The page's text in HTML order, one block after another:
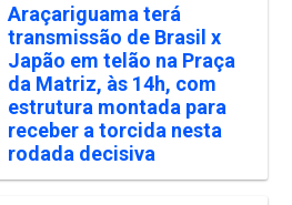
Araçariguama terá
transmissão de Brasil x
Japão em telão na Praça
da Matriz, às 14h, com
estrutura montada para
receber a torcida nesta
rodada decisiva